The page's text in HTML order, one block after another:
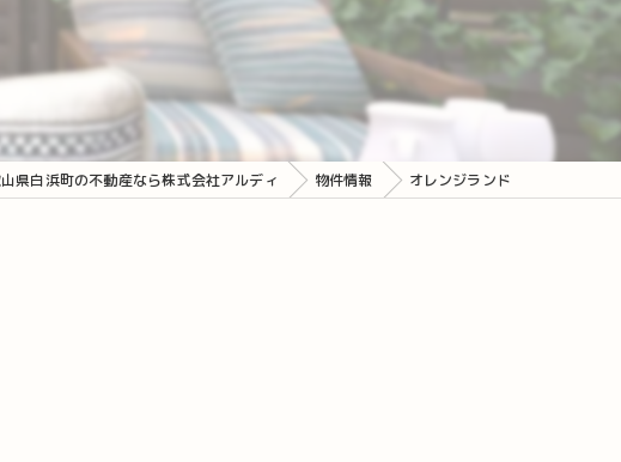
県白浜町の不動産なら株式会社アルディ 物件情報 オレンジランド